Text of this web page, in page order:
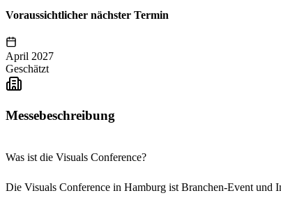
Voraussichtlicher nächster Termin
April 2027
Geschätzt
Messebeschreibung
Was ist die Visuals Conference?
Die Visuals Conference in Hamburg ist Branchen-Event und